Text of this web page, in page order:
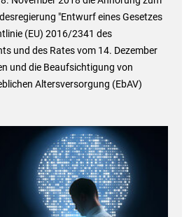
"Entwurf eines Gesetzes
(EU) 2016/2341 des
und des Rates vom 14. Dezember
und die Beaufsichtigung von
Altersversorgung (EbAV)